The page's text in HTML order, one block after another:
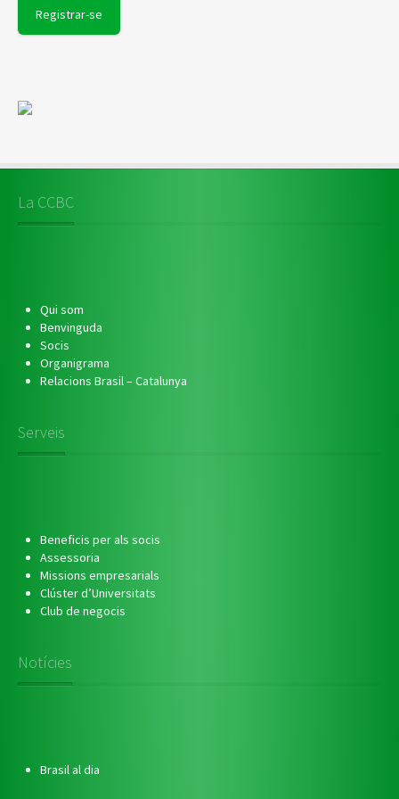
La CCBC
Qui som
Benvinguda
Socis
Organigrama
Relacions Brasil – Catalunya
Serveis
Beneficis per als socis
Assessoria
Missions empresarials
Clúster d’Universitats
Club de negocis
Notícies
Brasil al dia